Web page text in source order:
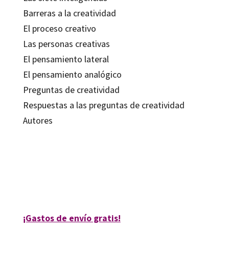
Barreras a la creatividad
El proceso creativo
Las personas creativas
El pensamiento lateral
El pensamiento analógico
Preguntas de creatividad
Respuestas a las preguntas de creatividad
Autores
¡Gastos de envío gratis!